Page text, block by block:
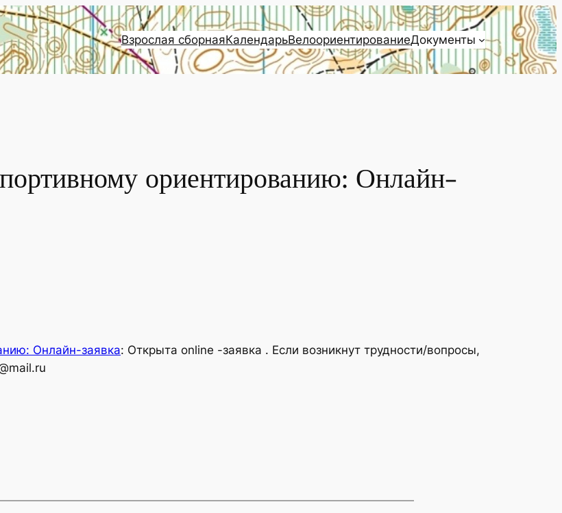
Взрослая сборнаяКалендарьВелоориентированиеДокументы
ориентированию: Онлайн-
Онлайн-заявка: Открыта online -заявка . Если возникнут трудности/вопросы,